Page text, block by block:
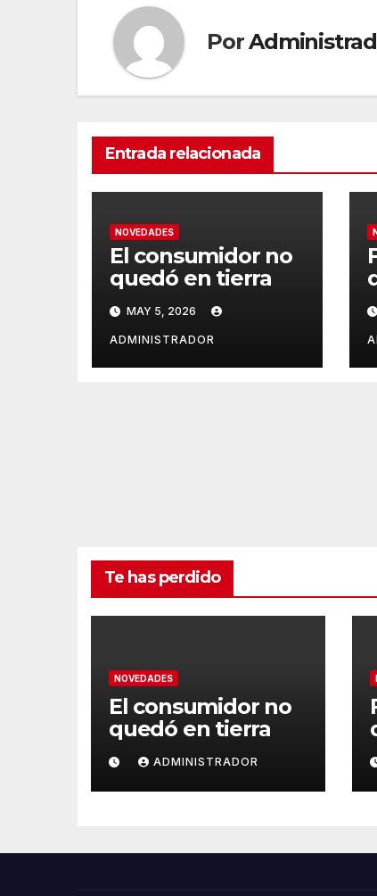
Por
Entrada relacionada
NOVEDADES
El consumidor no
quedó en tierra
MAY 5, 2026
ADMINISTRADOR
Te has perdido
NOVEDADES
El consumidor no
quedó en tierra
ADMINISTRADOR